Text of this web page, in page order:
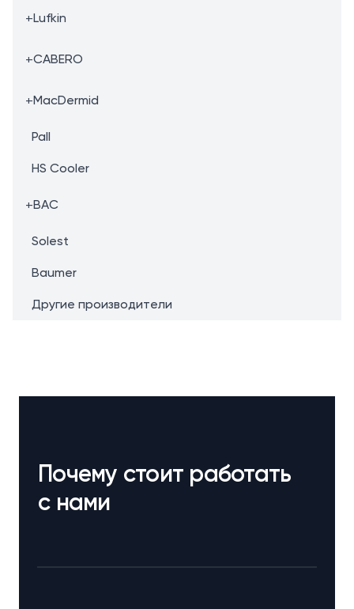
+Lufkin
+CABERO
+MacDermid
Pall
HS Cooler
+BAC
Solest
Baumer
Другие производители
Почему стоит работать
с нами